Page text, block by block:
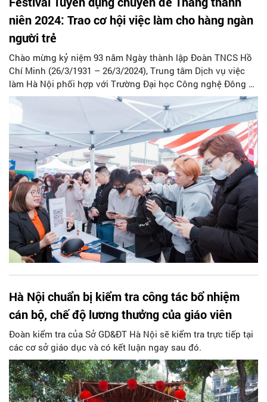
niên 2024: Trao cơ hội việc làm cho hàng ngàn
người trẻ
Chào mừng kỷ niệm 93 năm Ngày thành lập Đoàn TNCS Hồ
Chí Minh (26/3/1931 – 26/3/2024), Trung tâm Dịch vụ việc
làm Hà Nội phối hợp với Trường Đại học Công nghệ Đông Á
(đường Trịnh Văn Bô, quận Nam Từ Liêm, TP. Hà Nội) tổ
chức Festival Tuyển dụng chuyên đề Tháng thanh niên
2024.
Hà Nội chuẩn bị kiểm tra công tác bổ nhiệm
cán bộ, chế độ lương thưởng của giáo viên
Đoàn kiểm tra của Sở GD&ĐT Hà Nội sẽ kiểm tra trực tiếp tại
các cơ sở giáo dục và có kết luận ngay sau đó.